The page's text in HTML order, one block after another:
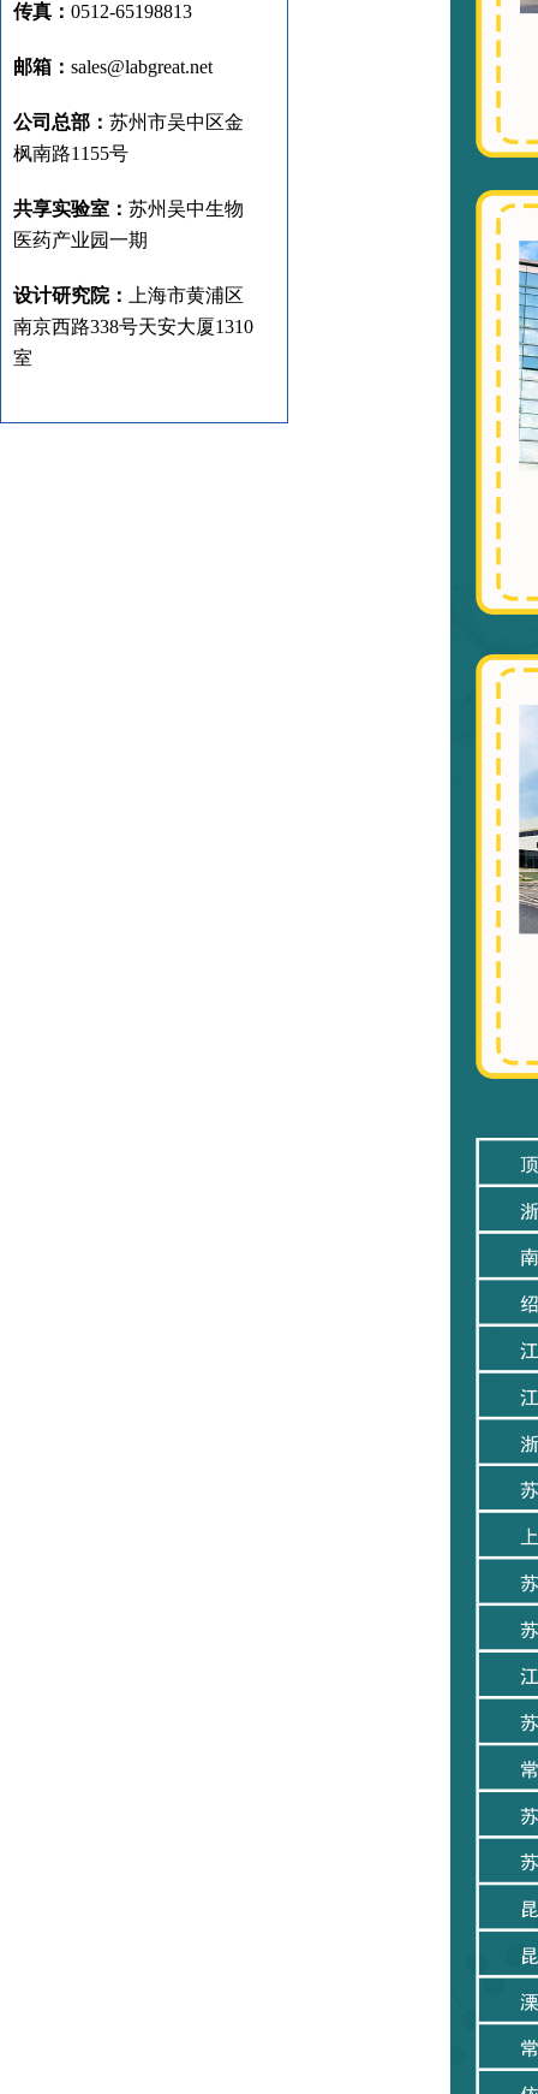
传真： 0512-65198813
邮箱： sales@labgreat.net
公司总部： 苏州市吴中区金
枫南路1155号
共享实验室： 苏州吴中生物
医药产业园一期
设计研究院：
上海市黄浦区
南京西路338号天安大厦1310
室